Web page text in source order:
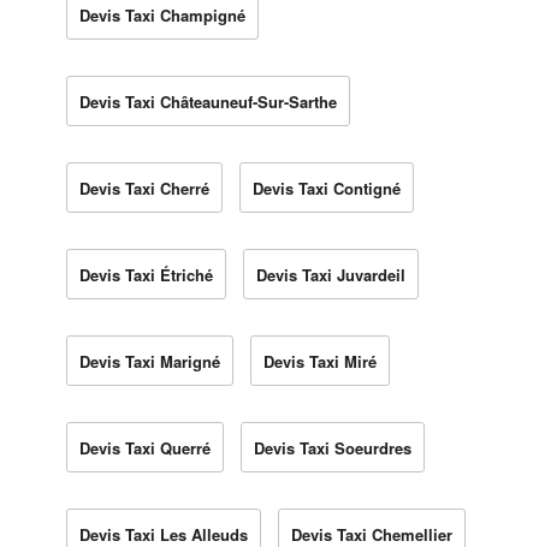
Devis Taxi Champigné
Devis Taxi Châteauneuf-Sur-Sarthe
Devis Taxi Cherré Devis Taxi Contigné
Devis Taxi Étriché Devis Taxi Juvardeil
Devis Taxi Marigné Devis Taxi Miré
Devis Taxi Querré Devis Taxi Soeurdres
Devis Taxi Les Alleuds Devis Taxi Chemellier